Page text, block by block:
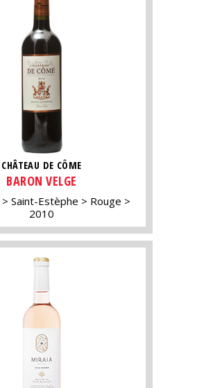
CHÂTEAU DE CÔME
BARON VELGE
Saint-Estèphe
Rouge
2010